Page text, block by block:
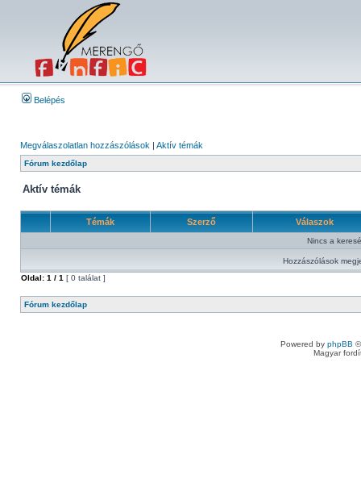
Belépés
Megválaszolatlan hozzászólások | Aktív témák
Fórum kezdőlap
Aktív témák
Témák Szerző Válaszok
Nincs a
Hozzászólások
Oldal: 1 / 1 [ 0 találat ]
Fórum kezdőlap
Powered by phpBB
Magyar